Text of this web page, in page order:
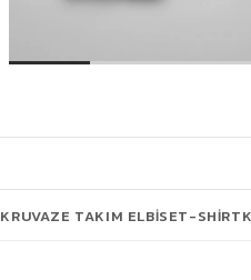
KRUVAZE TAKIM ELBISET-SHIRT